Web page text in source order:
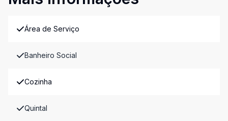
Área de Serviço
Banheiro Social
Cozinha
Quintal